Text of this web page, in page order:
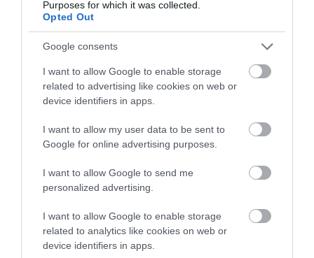
Purposes for which it was collected.
Opted Out
Google consents
I want to allow Google to enable storage
related to advertising like cookies on web or
device identifiers in apps.
I want to allow my user data to be sent to
Google for online advertising purposes.
I want to allow Google to send me
personalized advertising.
I want to allow Google to enable storage
related to analytics like cookies on web or
device identifiers in apps.
fideszes önkormányzatokra is
aggályaiknak adtak hangot az ipa-elvonás
Fotó: Facebook/Eger Hírek
Ne maradjon le a legfrissebb hírekről, kövessen
bennünket az EGRI ÜGYEK Google Hírek oldalán!
VISSZA A FŐOLDALRA